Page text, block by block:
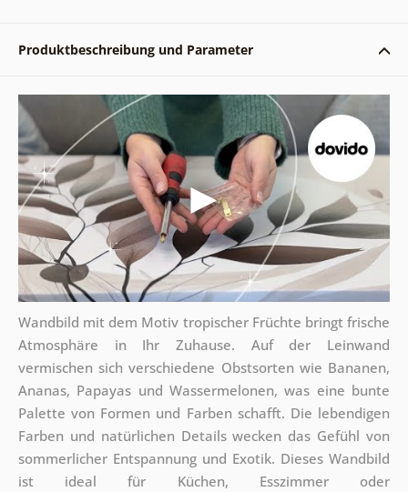
Produktbeschreibung und Parameter
Wandbild mit dem Motiv tropischer Früchte bringt frische
Atmosphäre in Ihr Zuhause. Auf der Leinwand
vermischen sich verschiedene Obstsorten wie Bananen,
Ananas, Papayas und Wassermelonen, was eine bunte
Palette von Formen und Farben schafft. Die lebendigen
Farben und natürlichen Details wecken das Gefühl von
sommerlicher Entspannung und Exotik. Dieses Wandbild
ist ideal für Küchen, Esszimmer oder